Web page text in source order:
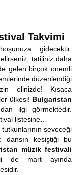
Takvimi
gidecektir.
tatiliniz daha
gelen birçok önemli
düzenlendiği
elinizde! Kısaca
ülkesi! Bulgaristan
ilgi görmektedir.
listesine…
seveceği
dansın kesiştiği bu
müzik festivali
de mart ayında